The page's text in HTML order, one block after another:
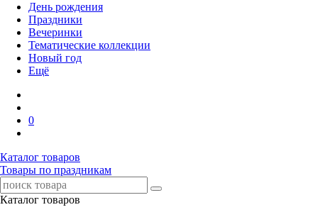
День рождения
Праздники
Вечеринки
Тематические коллекции
Новый год
Ещё
0
Каталог товаров
Товары по праздникам
Каталог товаров